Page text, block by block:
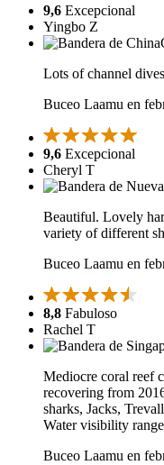
9,6 Excepcional
Yingbo Z
Lots of channel
Buceo Laamu en
9,6 Excepcional
Cheryl T
Beautiful. Lovely
variety of different
Buceo Laamu en
8,8 Fabuloso
Rachel T
Mediocre coral reef
recovering from
sharks, Jacks,
Water visibility
Buceo Laamu en